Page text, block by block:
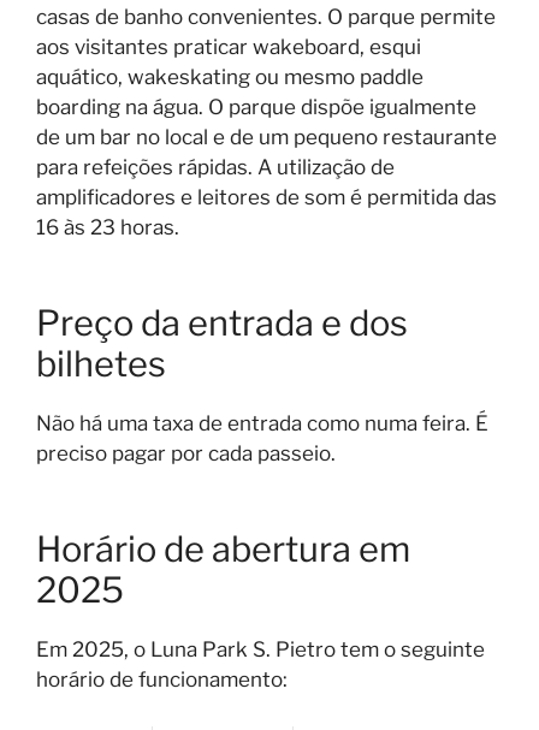
casas de banho convenientes. O parque permite
aos visitantes praticar wakeboard, esqui
aquático, wakeskating ou mesmo paddle
boarding na água. O parque dispõe igualmente
de um bar no local e de um pequeno restaurante
para refeições rápidas. A utilização de
amplificadores e leitores de som é permitida das
16 às 23 horas.
Preço da entrada e dos
bilhetes
Não há uma taxa de entrada como numa feira. É
preciso pagar por cada passeio.
Horário de abertura em
2025
Em 2025, o Luna Park S. Pietro tem o seguinte
horário de funcionamento: